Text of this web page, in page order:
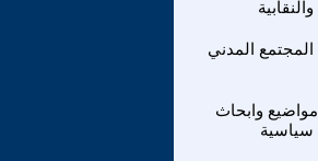
والنقابية
المجتمع المدني
مواضيع وابحاث
سياسية